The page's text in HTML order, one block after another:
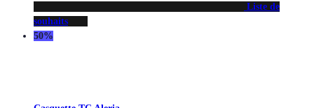
Liste de
souhaits
50%